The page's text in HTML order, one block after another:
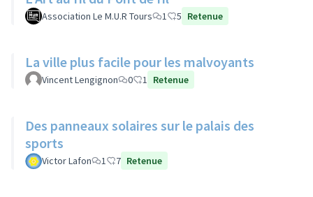
Association Le M.U.R Tours 1 5 Retenue
La ville plus facile pour les malvoyants
Vincent Lengignon 0 1 Retenue
Des panneaux solaires sur le palais des
sports
Victor Lafon 1 7 Retenue